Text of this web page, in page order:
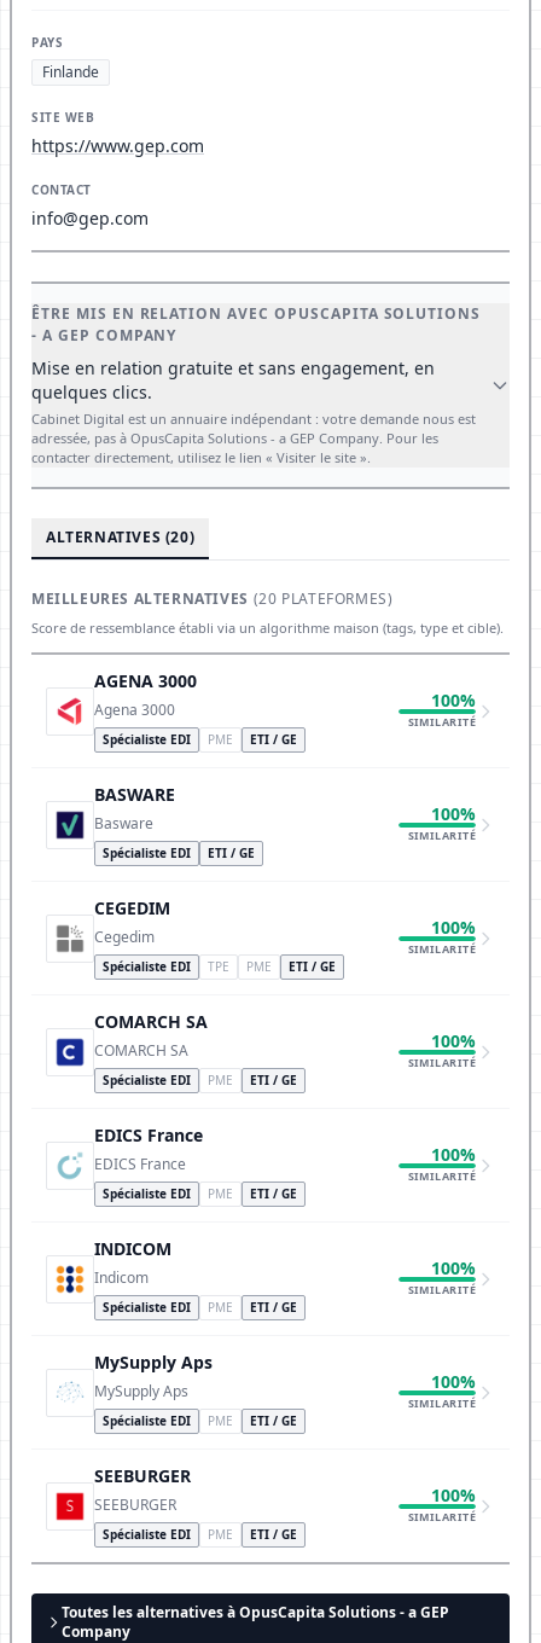
PAYS
Finlande
SITE WEB
https://www.gep.com
CONTACT
info@gep.com
ÊTRE MIS EN RELATION AVEC OPUSCAPITA SOLUTIONS
- A GEP COMPANY
Mise en relation gratuite et sans engagement, en
quelques clics.
Cabinet Digital est un annuaire indépendant : votre demande nous est
adressée, pas à OpusCapita Solutions - a GEP Company. Pour les
contacter directement, utilisez le lien « Visiter le site ».
ALTERNATIVES (20)
MEILLEURES ALTERNATIVES (20 PLATEFORMES)
Score de ressemblance établi via un algorithme maison (tags, type et cible).
AGENA 3000
Agena 3000
Spécialiste EDI PME ETI / GE
100%
SIMILARITÉ
BASWARE
Basware
Spécialiste EDI ETI / GE
100%
SIMILARITÉ
CEGEDIM
Cegedim
Spécialiste EDI TPE PME ETI / GE
100%
SIMILARITÉ
COMARCH SA
COMARCH SA
Spécialiste EDI PME ETI / GE
100%
SIMILARITÉ
EDICS France
EDICS France
Spécialiste EDI PME ETI / GE
100%
SIMILARITÉ
INDICOM
Indicom
Spécialiste EDI PME ETI / GE
100%
SIMILARITÉ
MySupply Aps
MySupply Aps
Spécialiste EDI PME ETI / GE
100%
SIMILARITÉ
SEEBURGER
SEEBURGER
Spécialiste EDI PME ETI / GE
100%
SIMILARITÉ
Toutes les alternatives à OpusCapita Solutions - a GEP
Company